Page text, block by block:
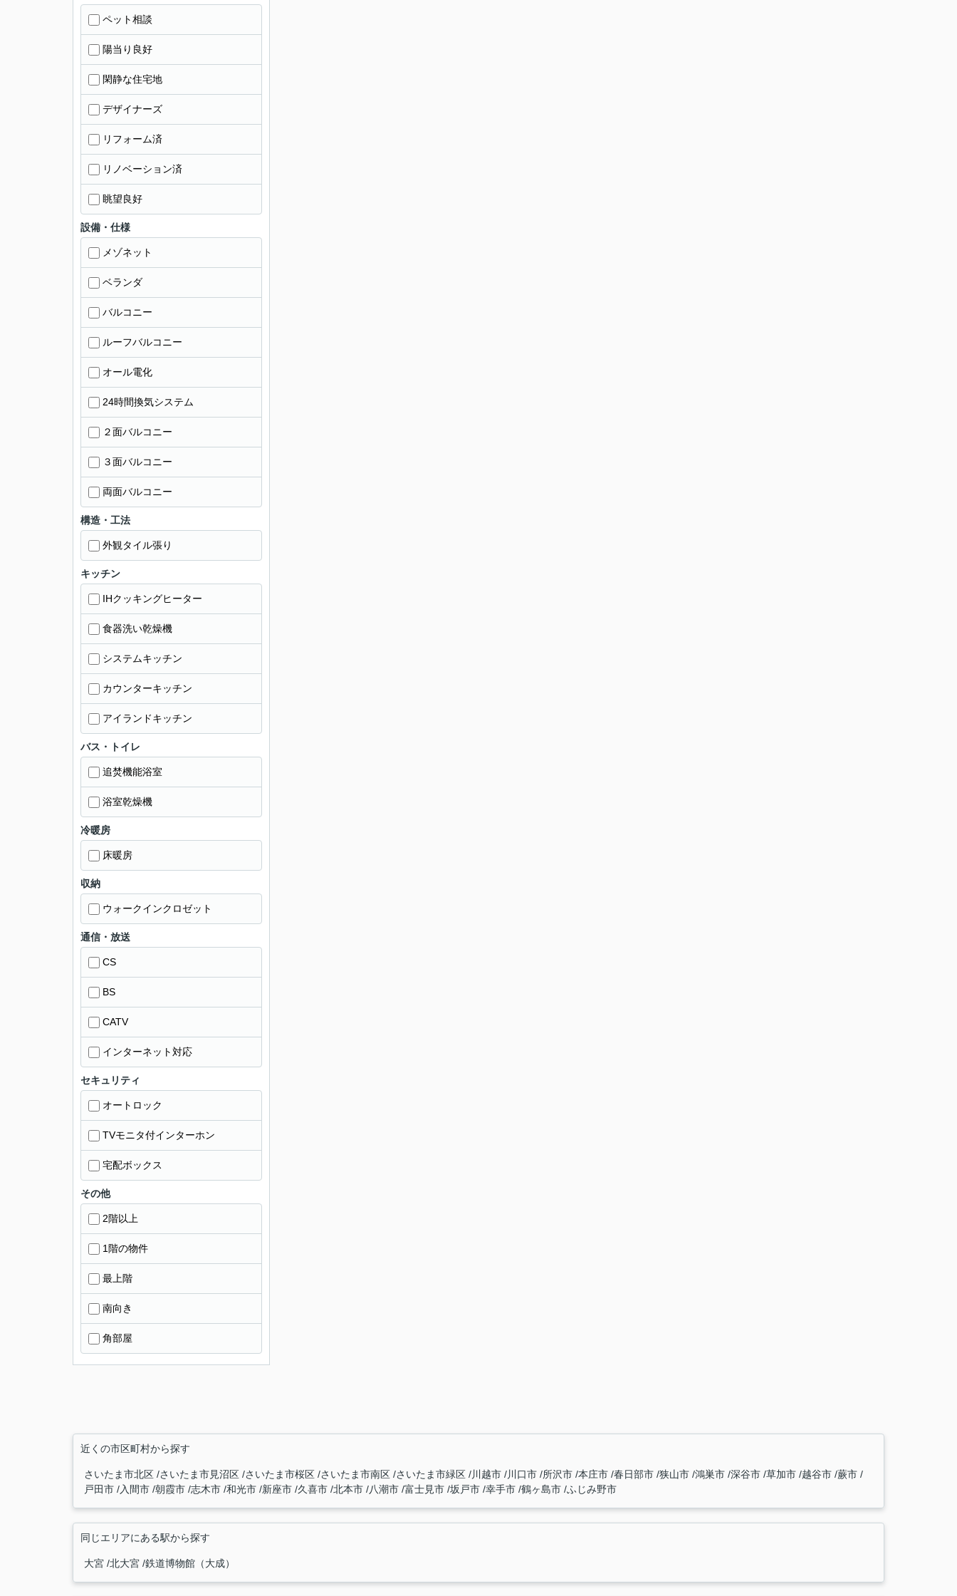
ペット相談
陽当り良好
閑静な住宅地
デザイナーズ
リフォーム済
リノベーション済
眺望良好
設備・仕様
メゾネット
ベランダ
バルコニー
ルーフバルコニー
オール電化
24時間換気システム
２面バルコニー
３面バルコニー
両面バルコニー
構造・工法
外観タイル張り
キッチン
IHクッキングヒーター
食器洗い乾燥機
システムキッチン
カウンターキッチン
アイランドキッチン
バス・トイレ
追焚機能浴室
浴室乾燥機
冷暖房
床暖房
収納
ウォークインクロゼット
通信・放送
CS
BS
CATV
インターネット対応
セキュリティ
オートロック
TVモニタ付インターホン
宅配ボックス
その他
2階以上
1階の物件
最上階
南向き
角部屋
近くの市区町村から探す
さいたま市北区 さいたま市見沼区 さいたま市桜区 さいたま市南区 さいたま市緑区 川越市 川口市 所沢市 本庄市 春日部市 狭山市 鴻巣市 深谷市 草加市 越谷市 蕨市
戸田市
入間市 朝霞市 志木市 和光市 新座市 久喜市 北本市 八潮市 富士見市 坂戸市 幸手市 鶴ヶ島市 ふじみ野市
同じエリアにある駅から探す
大宮 北大宮 鉄道博物館（大成）